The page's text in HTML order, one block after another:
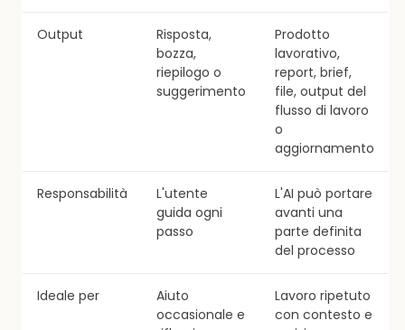
Output
Risposta,
bozza,
riepilogo o
suggerimento
Prodotto
lavorativo,
report, brief,
file, output del
flusso di lavoro
o
aggiornamento
Responsabilità
L'utente
guida ogni
passo
L'AI può portare
avanti una
parte definita
del processo
Ideale per
Aiuto
occasionale e
Lavoro ripetuto
con contesto e